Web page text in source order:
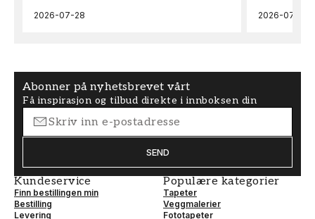
2026-07-28 2026-07-04
Abonner på nyhetsbrevet vårt
Få inspirasjon og tilbud direkte i innboksen din
SEND
Kundeservice
Finn bestillingen min
Bestilling
Levering
Populære kategorier
Tapeter
Veggmalerier
Fototapeter